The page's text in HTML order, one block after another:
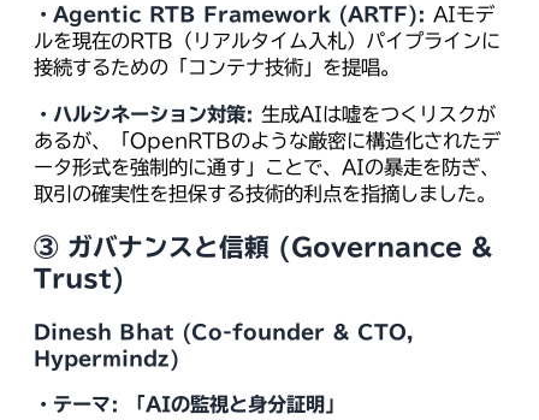
・Agentic RTB Framework (ARTF): AIモデ
ルを現在のRTB（リアルタイム入札）パイプラインに
接続するための「コンテナ技術」を提唱。
・ハルシネーション対策: 生成AIは嘘をつくリスクが
あるが、「OpenRTBのような厳密に構造化されたデ
ータ形式を強制的に通す」ことで、AIの暴走を防ぎ、
取引の確実性を担保する技術的利点を指摘しました。
③ ガバナンスと信頼 (Governance &
Trust)
Dinesh Bhat (Co-founder & CTO,
Hypermindz)
・テーマ: 「AIの監視と身分証明」